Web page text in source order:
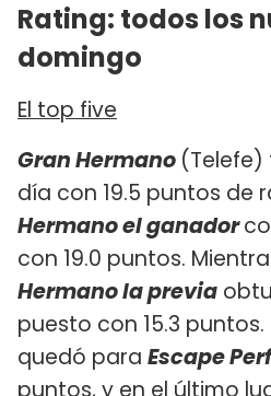
Rating: todos los
domingo
El top five
Gran Hermano (Telefe)
día con 19.5 puntos de
Hermano el ganador
con 19.0 puntos.
Hermano la previa
puesto con 15.3
quedó para Escape